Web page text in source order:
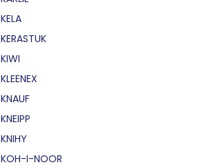
KELA
KERASTUK
KIWI
KLEENEX
KNAUF
KNEIPP
KNIHY
KOH-I-NOOR